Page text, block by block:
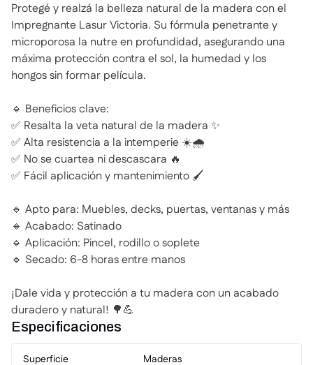
Protegé y realzá la belleza natural de la madera con el
Impregnante Lasur Victoria. Su fórmula penetrante y
microporosa la nutre en profundidad, asegurando una
máxima protección contra el sol, la humedad y los
hongos sin formar película.
🔹 Beneficios clave:
✅ Resalta la veta natural de la madera ✨
✅ Alta resistencia a la intemperie ☀️🌧️
✅ No se cuartea ni descascara 🔥
✅ Fácil aplicación y mantenimiento 🖌️
🔹 Apto para: Muebles, decks, puertas, ventanas y más
🔹 Acabado: Satinado
🔹 Aplicación: Pincel, rodillo o soplete
🔹 Secado: 6-8 horas entre manos
¡Dale vida y protección a tu madera con un acabado
duradero y natural! 🌳💪
Especificaciones
Superficie Maderas